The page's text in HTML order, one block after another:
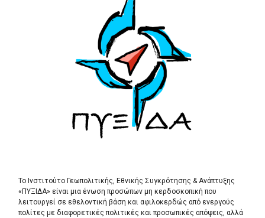
Το Ινστιτούτο Γεωπολιτικής, Εθνικής Συγκρότησης & Ανάπτυξης
«ΠΥΞΙΔΑ» είναι μια ένωση προσώπων μη κερδοσκοπική που
λειτουργεί σε εθελοντική βάση και αφιλοκερδώς από ενεργούς
πολίτες με διαφορετικές πολιτικές και προσωπικές απόψεις, αλλά